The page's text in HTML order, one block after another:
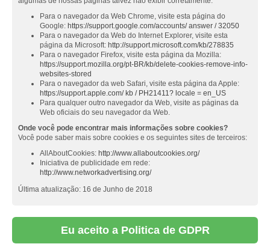
Para o navegador da Web Chrome, visite esta página do
Google: https://support.google.com/accounts/ answer / 32050
Para o navegador da Web do Internet Explorer, visite esta
página da Microsoft: http://support.microsoft.com/kb/278835
Para o navegador Firefox, visite esta página da Mozilla:
https://support.mozilla.org/pt-BR/kb/delete-cookies-remove-info-
websites-stored
Para o navegador da web Safari, visite esta página da Apple:
https://support.apple.com/ kb / PH21411? locale = en_US
Para qualquer outro navegador da Web, visite as páginas da
Web oficiais do seu navegador da Web.
Onde você pode encontrar mais informações sobre cookies?
Você pode saber mais sobre cookies e os seguintes sites de terceiros:
AllAboutCookies: http://www.allaboutcookies.org/
Iniciativa de publicidade em rede:
http://www.networkadvertising.org/
Última atualização: 16 de Junho de 2018